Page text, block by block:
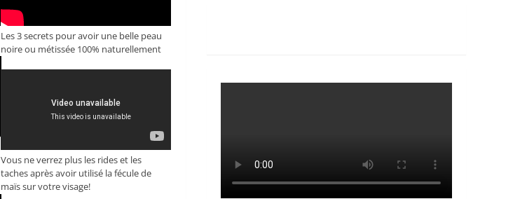
Les 3 secrets pour avoir une belle peau
noire ou métissée 100% naturellement
Vous ne verrez plus les rides et les
taches après avoir utilisé la fécule de
maïs sur votre visage!